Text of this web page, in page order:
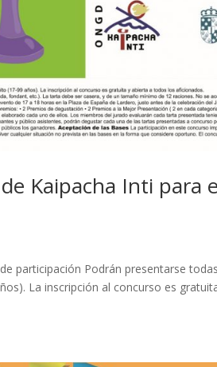
Kaipacha Inti para
participación Podrán presentarse
La inscripción al concurso es